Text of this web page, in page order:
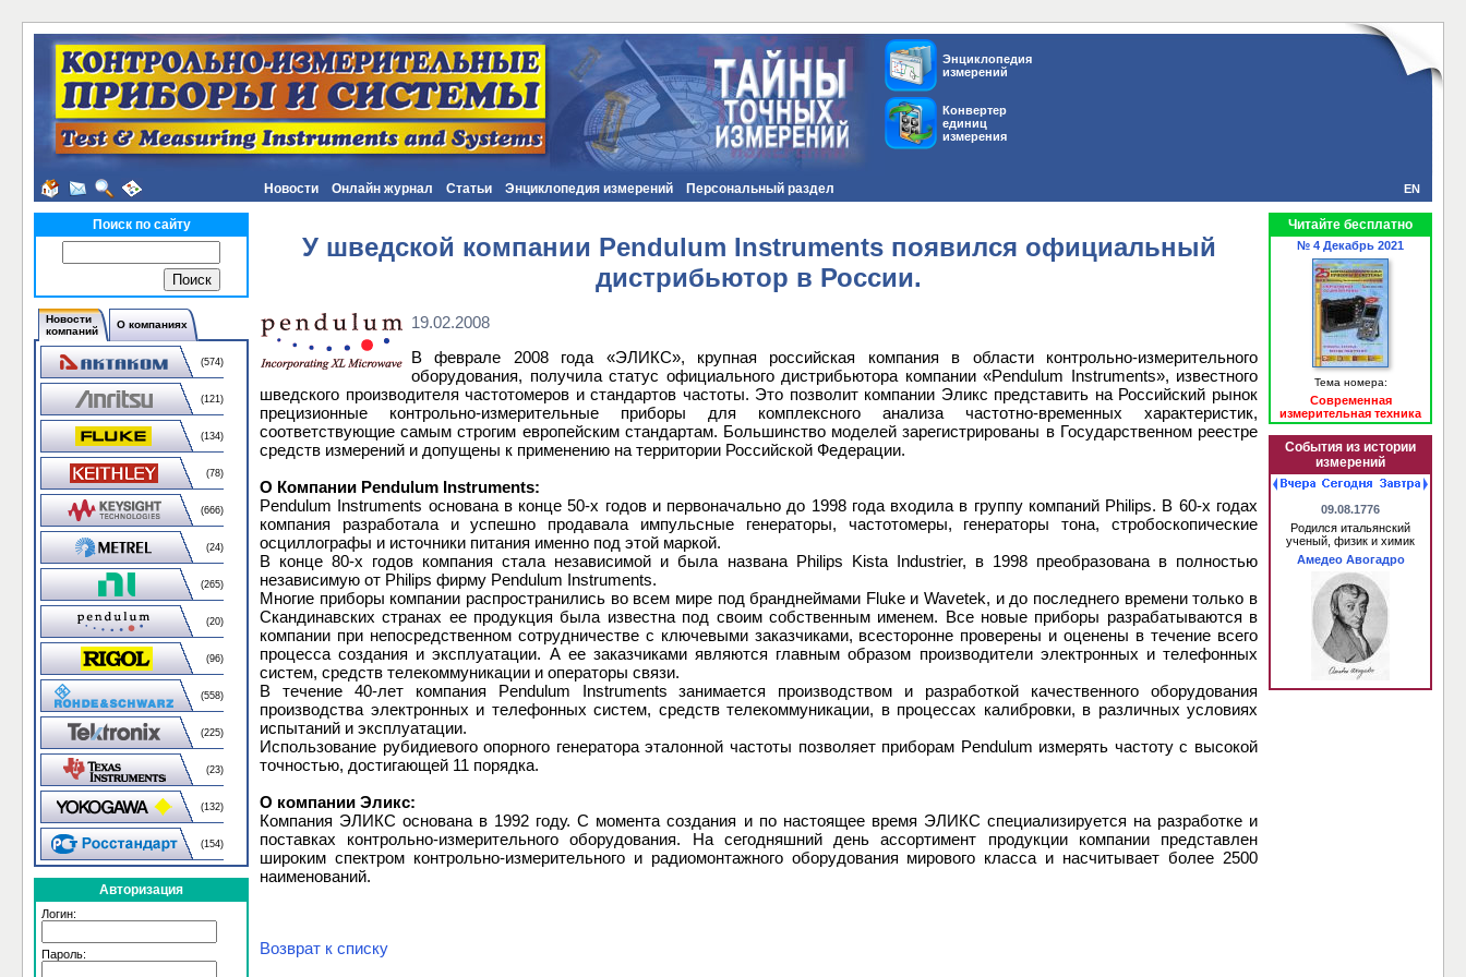
Энциклопедия
измерений
Конвертер
единиц
измерения
Новости Онлайн журнал Статьи Энциклопедия измерений Персональный раздел EN
Поиск по сайту
Новости
компаний
О компаниях
(574)
(121)
(134)
(78)
(666)
(24)
(265)
(20)
(96)
(558)
(225)
(23)
(132)
(154)
Авторизация
Логин:
Пароль:
У шведской компании Pendulum Instruments появился официальный
дистрибьютор в России.
19.02.2008
В феврале 2008 года «ЭЛИКС», крупная российская компания в области контрольно-измерительного
оборудования, получила статус официального дистрибьютора компании «Pendulum Instruments», известного
шведского производителя частотомеров и стандартов частоты. Это позволит компании Эликс представить на Российский рынок
прецизионные контрольно-измерительные приборы для комплексного анализа частотно-временных характеристик,
соответствующие самым строгим европейским стандартам. Большинство моделей зарегистрированы в Государственном реестре
средств измерений и допущены к применению на территории Российской Федерации.
О Компании Pendulum Instruments:
Pendulum Instruments основана в конце 50-х годов и первоначально до 1998 года входила в группу компаний Philips. В 60-х годах
компания разработала и успешно продавала импульсные генераторы, частотомеры, генераторы тона, стробоскопические
осциллографы и источники питания именно под этой маркой.
В конце 80-х годов компания стала независимой и была названа Philips Kista Industrier, в 1998 преобразована в полностью
независимую от Philips фирму Pendulum Instruments.
Многие приборы компании распространились во всем мире под бранднеймами Fluke и Wavetek, и до последнего времени только в
Скандинавских странах ее продукция была известна под своим собственным именем. Все новые приборы разрабатываются в
компании при непосредственном сотрудничестве с ключевыми заказчиками, всесторонне проверены и оценены в течение всего
процесса создания и эксплуатации. А ее заказчиками являются главным образом производители электронных и телефонных
систем, средств телекоммуникации и операторы связи.
В течение 40-лет компания Pendulum Instruments занимается производством и разработкой качественного оборудования
производства электронных и телефонных систем, средств телекоммуникации, в процессах калибровки, в различных условиях
испытаний и эксплуатации.
Использование рубидиевого опорного генератора эталонной частоты позволяет приборам Pendulum измерять частоту с высокой
точностью, достигающей 11 порядка.
О компании Эликс:
Компания ЭЛИКС основана в 1992 году. С момента создания и по настоящее время ЭЛИКС специализируется на разработке и
поставках контрольно-измерительного оборудования. На сегодняшний день ассортимент продукции компании представлен
широким спектром контрольно-измерительного и радиомонтажного оборудования мирового класса и насчитывает более 2500
наименований.
Возврат к списку
Читайте бесплатно
№ 4 Декабрь 2021
Тема номера:
Современная
измерительная техника
События из истории
измерений
09.08.1776
Родился итальянский
ученый, физик и химик
Амедео Авогадро